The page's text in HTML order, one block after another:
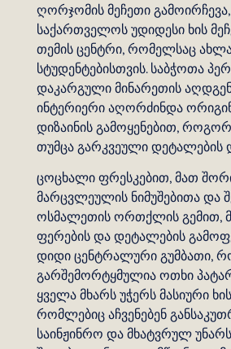
ღორჯომის მეჩეთი
საქართველოს უდიდესი ხის
თემის ცენტრი, რომელსაც
სტუდენტებისთვის. საბჭოთა
დაკარგული მინარეთის
ინტერიერი აღორძინდა
დიზაინის გამოყენებით,
თუმცა გარკვეული დეტალების
ცოცხალი ფრესკებით, მათ
მარცვლეულის ნიმუშებითა და
ოსმალეთის ორთქლის გემით,
ფერების და დეტალების
დიდი ცენტრალური გუმბათი,
გარშემორტყმულია ოთხი
ყველა მხარს უჭერს მასიური
რომლებიც აჩვენებენ
საინჟინრო და მხატვრულ